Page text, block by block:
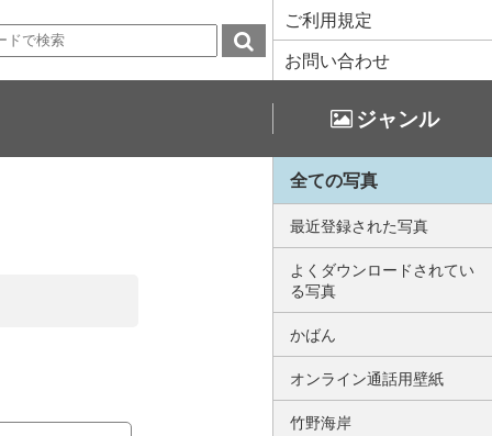
ご利用規定
お問い合わせ
ジャンル
全ての写真
最近登録された写真
よくダウンロードされてい
る写真
かばん
オンライン通話用壁紙
竹野海岸